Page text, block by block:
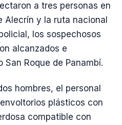
a tres personas en
Alecrín y la ruta nacional
los sospechosos
alcanzados e
Roque de Panambí.
hombres, el personal
plásticos con
compatible con